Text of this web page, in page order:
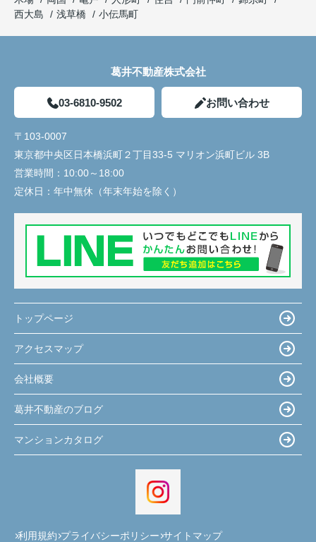
西大島
浅草橋 小伝馬町
葛井不動産株式会社
03-6810-9502 お問い合わせ
〒103-0007
東京都中央区日本橋浜町２丁目33-5 マリオン浜町ビル 3B
営業時間： 10:00～18:00
定休日： 年中無休（年末年始を除く）
トップページ
アクセスマップ
会社概要
葛井不動産のブログ
マンションカタログ
利用規約 プライバシーポリシー サイトマップ